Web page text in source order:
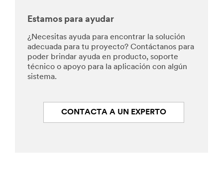
Estamos para ayudar
¿Necesitas ayuda para encontrar la solución
adecuada para tu proyecto? Contáctanos para
poder brindar ayuda en producto, soporte
técnico o apoyo para la aplicación con algún
sistema.
CONTACTA A UN EXPERTO